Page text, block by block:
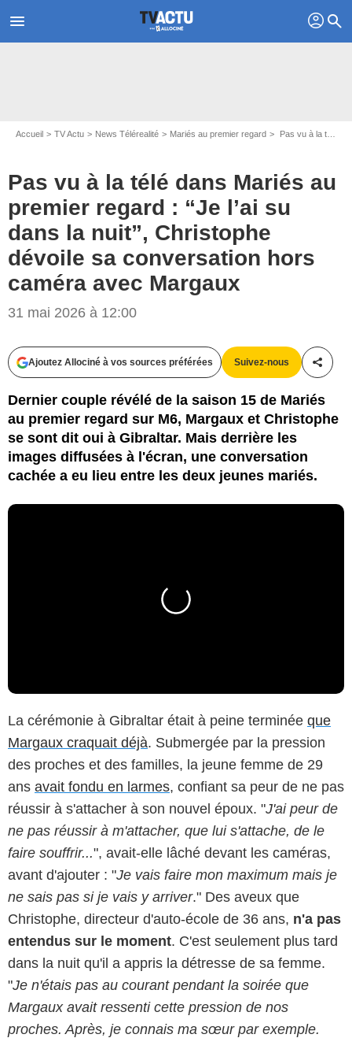
menu profil search
Accueil TV Actu News Télérealité Mariés au premier regard Pas vu à la télé dans Mariés au premier regard : “Je l’ai su dans la nuit”, Christophe dévoile sa conversation hors caméra avec Margaux
Pas vu à la télé dans Mariés au
premier regard : “Je l’ai su
dans la nuit”, Christophe
dévoile sa conversation hors
caméra avec Margaux
31 mai 2026 à 12:00
Ajoutez Allociné à vos sources préférées Suivez-nous
Dernier couple révélé de la saison 15 de Mariés
au premier regard sur M6, Margaux et Christophe
se sont dit oui à Gibraltar. Mais derrière les
images diffusées à l'écran, une conversation
cachée a eu lieu entre les deux jeunes mariés.
La cérémonie à Gibraltar était à peine terminée que
Margaux craquait déjà. Submergée par la pression
des proches et des familles, la jeune femme de 29
ans avait fondu en larmes, confiant sa peur de ne pas
réussir à s'attacher à son nouvel époux. "J'ai peur de
ne pas réussir à m'attacher, que lui s'attache, de le
faire souffrir...", avait-elle lâché devant les caméras,
avant d'ajouter : "Je vais faire mon maximum mais je
ne sais pas si je vais y arriver." Des aveux que
Christophe, directeur d'auto-école de 36 ans, n'a pas
entendus sur le moment. C'est seulement plus tard
dans la nuit qu'il a appris la détresse de sa femme.
"Je n'étais pas au courant pendant la soirée que
Margaux avait ressenti cette pression de nos
proches. Après, je connais ma sœur par exemple.